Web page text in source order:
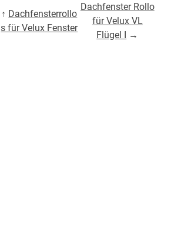
↑ Dachfensterrollo
s für Velux Fenster
Dachfenster Rollo
für Velux VL
Flügel I →